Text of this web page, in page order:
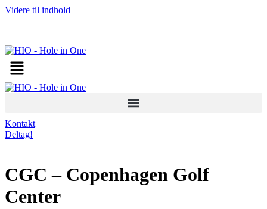
Videre til indhold
Kontakt
Deltag!
CGC – Copenhagen Golf
Center